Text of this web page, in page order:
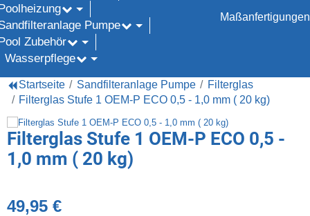
Pumpe
Zubehör
Wasserpflege
Maßanfertigungen
Startseite Sandfilteranlage Pumpe
Filterglas
Filterglas Stufe 1 OEM-P ECO 0,5 - 1,0 mm ( 20 kg)
Filterglas Stufe 1 OEM-P ECO 0,5 -
1,0 mm ( 20 kg)
49,95 €